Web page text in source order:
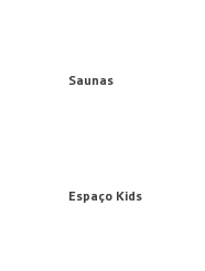
Saunas
Espaço Kids